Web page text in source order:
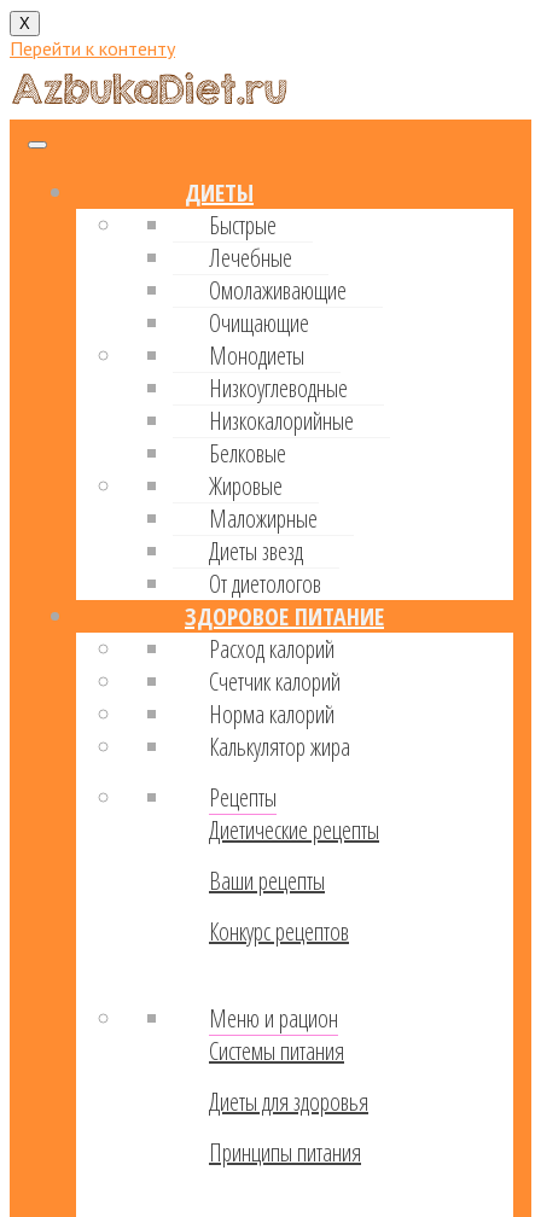
X
Перейти к контенту
ДИЕТЫ
Быстрые
Лечебные
Омолаживающие
Очищающие
Монодиеты
Низкоуглеводные
Низкокалорийные
Белковые
Жировые
Маложирные
Диеты звезд
От диетологов
ЗДОРОВОЕ ПИТАНИЕ
Расход калорий
Cчетчик калорий
Норма калорий
Калькулятор жира
Рецепты
Диетические рецепты
Ваши рецепты
Конкурс рецептов
Меню и рацион
Системы питания
Диеты для здоровья
Принципы питания